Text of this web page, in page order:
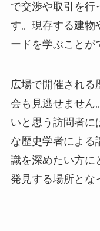
で交渉や取引を行
す。現存する建物
ードを学ぶことが
広場で開催される
会も見逃せません
いと思う訪問者に
な歴史学者による
識を深めたい方に
発見する場所とな